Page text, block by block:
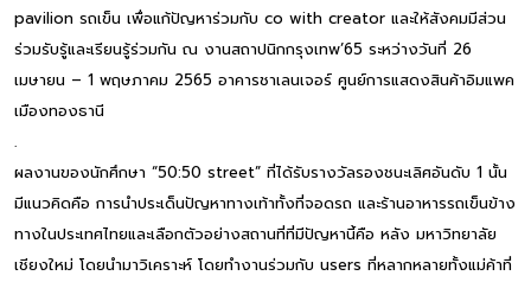
pavilion รถเข็น เพื่อแก้ปัญหาร่วมกับ co with creator และให้สังคมมีส่วน
ร่วมรับรู้และเรียนรู้ร่วมกัน ณ งานสถาปนิกกรุงเทพ’65 ระหว่างวันที่ 26
เมษายน – 1 พฤษภาคม 2565 อาคารชาเลนเจอร์ ศูนย์การแสดงสินค้าอิมแพค
เมืองทองธานี
.
ผลงานของนักศึกษา “50:50 street” ที่ได้รับรางวัลรองชนะเลิศอันดับ 1 นั้น
มีแนวคิดคือ การนำประเด็นปัญหาทางเท้าทั้งที่จอดรถ และร้านอาหารรถเข็นข้าง
ทางในประเทศไทยและเลือกตัวอย่างสถานที่ที่มีปัญหานี้คือ หลัง มหาวิทยาลัย
เชียงใหม่ โดยนำมาวิเคราะห์ โดยทำงานร่วมกับ users ที่หลากหลายทั้งแม่ค้าที่